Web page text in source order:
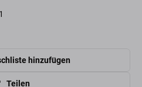
hinzufügen
Teilen